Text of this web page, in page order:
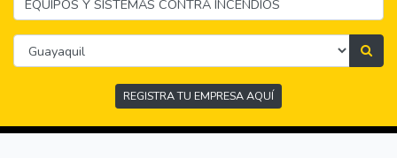
REGISTRA TU EMPRESA AQUÍ